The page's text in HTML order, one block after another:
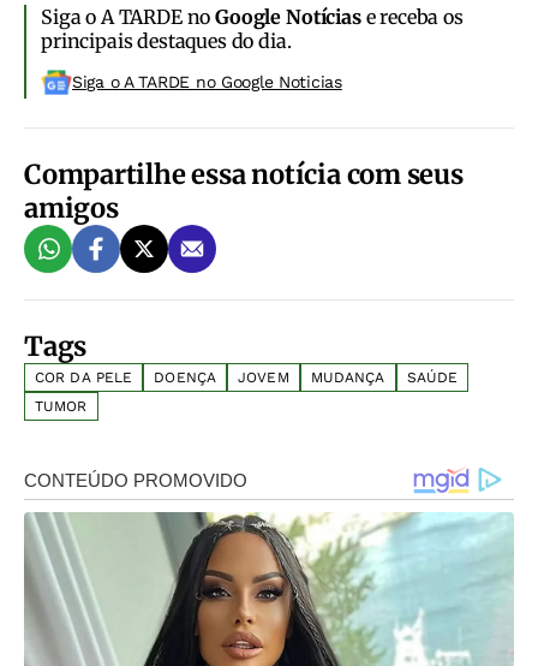
Siga o A TARDE noGoogle Notíciase receba os
principais destaques do dia.
Siga o A TARDE no Google Noticias
Compartilhe essa notícia com seus
amigos
Tags
COR DA PELE DOENÇA JOVEM MUDANÇA
SAÚDE
TUMOR